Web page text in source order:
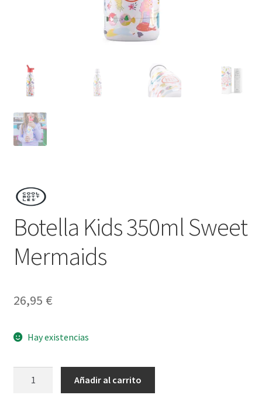
Botella Kids 350ml Sweet
Mermaids
26,95 €
Hay existencias
Añadir al carrito